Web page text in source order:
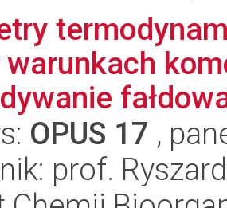
warunkach
OPUS 17 ,
prof.